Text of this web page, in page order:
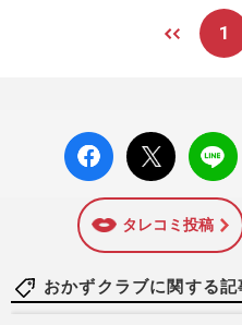
1
facebo
ok い
X ポス
ト
LINE
タレコミ投稿
おかずクラブに関する記